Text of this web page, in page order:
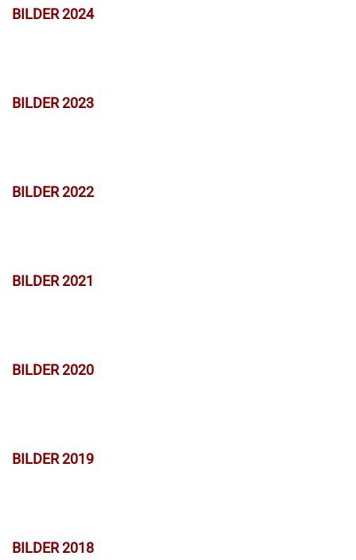
BILDER 2024
BILDER 2023
BILDER 2022
BILDER 2021
BILDER 2020
BILDER 2019
BILDER 2018